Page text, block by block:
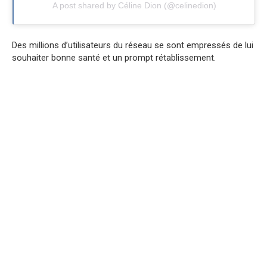
A post shared by Céline Dion (@celinedion)
Des millions d’utilisateurs du réseau se sont empressés de lui
souhaiter bonne santé et un prompt rétablissement.